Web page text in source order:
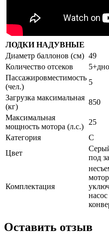
ЛОДКИ НАДУВНЫЕ
Диаметр баллонов (см) 49
Количество отсеков
5+дно
Пассажировместимость
(чел.)
5
Загрузка максимальная
(кг)
850
Максимальная
мощность мотора (л.с.)
25
Категория
C
Цвет
под
Комплектация
Оставить отзыв